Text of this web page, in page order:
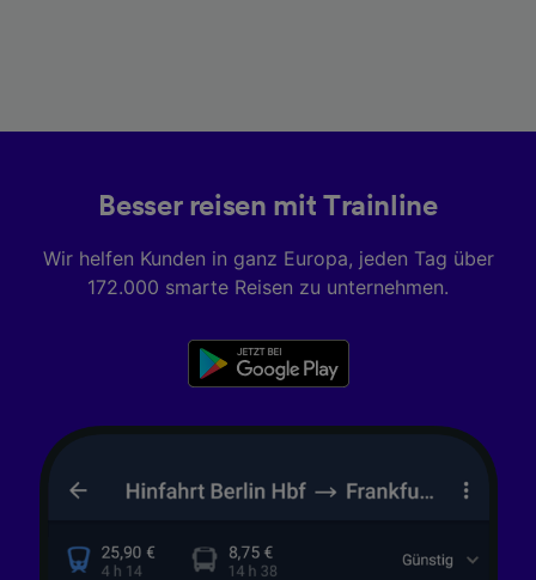
Besser reisen mit Trainline
Wir helfen Kunden in ganz Europa, jeden Tag über
172.000 smarte Reisen zu unternehmen.